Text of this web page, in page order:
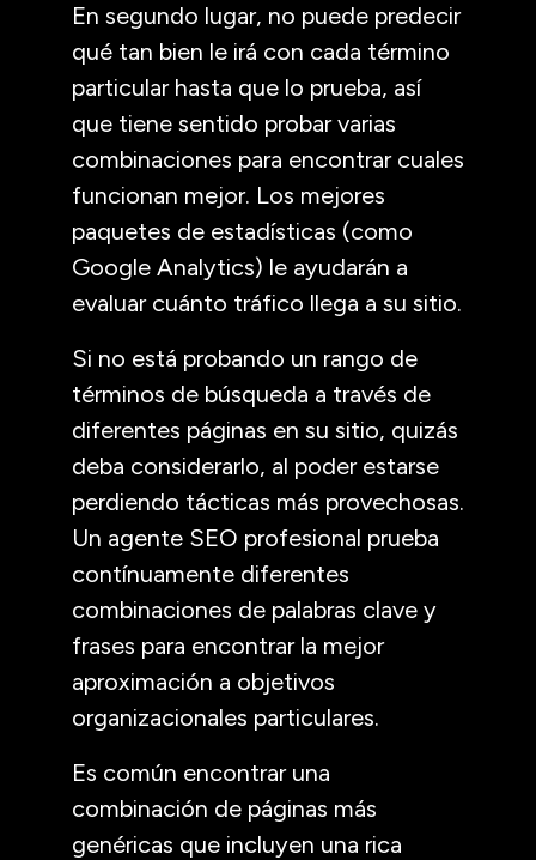
En segundo lugar, no puede predecir
qué tan bien le irá con cada término
particular hasta que lo prueba, así
que tiene sentido probar varias
combinaciones para encontrar cuales
funcionan mejor. Los mejores
paquetes de estadísticas (como
Google Analytics) le ayudarán a
evaluar cuánto tráfico llega a su sitio.
Si no está probando un rango de
términos de búsqueda a través de
diferentes páginas en su sitio, quizás
deba considerarlo, al poder estarse
perdiendo tácticas más provechosas.
Un agente SEO profesional prueba
contínuamente diferentes
combinaciones de palabras clave y
frases para encontrar la mejor
aproximación a objetivos
organizacionales particulares.
Es común encontrar una
combinación de páginas más
genéricas que incluyen una rica